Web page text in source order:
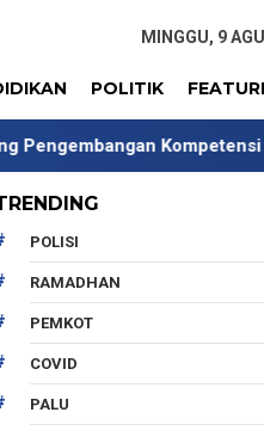
MINGGU, 9
POLITIK
Kompetensi Mahasiswa
POLISI
RAMADHAN
PEMKOT
COVID
PALU